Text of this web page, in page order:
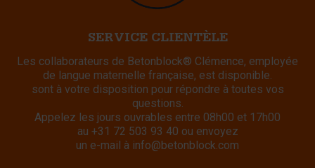
SERVICE CLIENTÈLE
Les collaborateurs de Betonblock® Clémence, employée
de langue maternelle française, est disponible.
sont à votre disposition pour répondre à toutes vos
questions.
Appelez les jours ouvrables entre 08h00 et 17h00
au +31 72 503 93 40 ou envoyez
un e-mail à info@betonblock.com